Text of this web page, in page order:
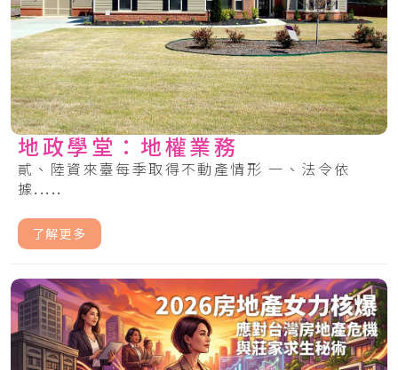
地政學堂：地權業務
貳、陸資來臺每季取得不動產情形 一、法令依
據.....
了解更多